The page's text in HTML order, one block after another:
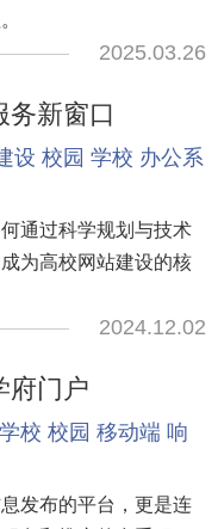
2025.03.26
务新窗口
设 校园 学校 办公系
通过科学规划与技术
为高校网站建设的核
2024.12.02
府门户
学校 校园 移动端 响
发布的平台，更是连